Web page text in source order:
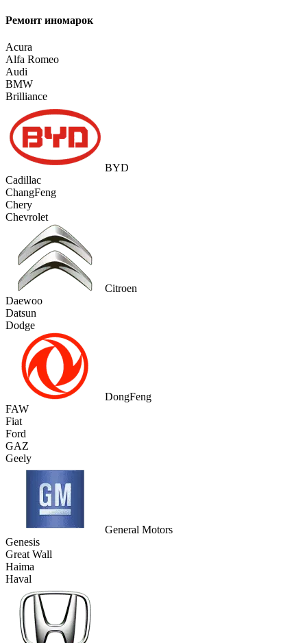
Ремонт иномарок
Acura
Alfa Romeo
Audi
BMW
Brilliance
BYD
Cadillac
ChangFeng
Chery
Chevrolet
Citroen
Daewoo
Datsun
Dodge
DongFeng
FAW
Fiat
Ford
GAZ
Geely
General Motors
Genesis
Great Wall
Haima
Haval